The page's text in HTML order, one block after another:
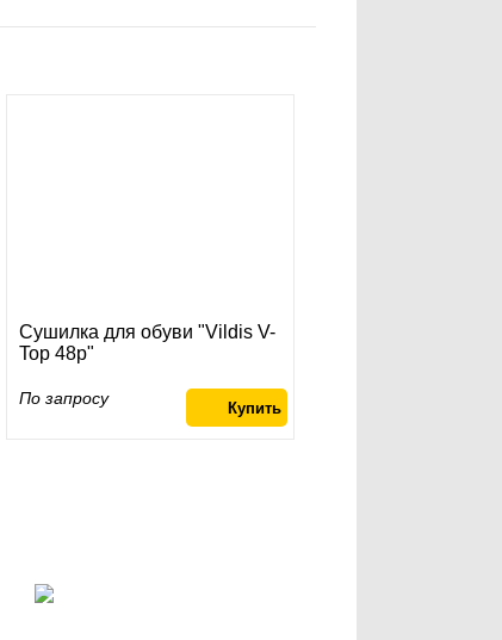
Сушилка для обуви "Vildis V-
Top 48p"
По запросу